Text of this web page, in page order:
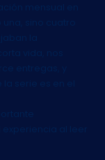
mensual en
sino cuatro
la
vida, nos
entregas, y
serie es en el
al leer